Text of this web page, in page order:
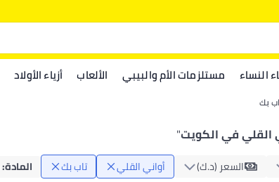
النساء مستلزمات الأم والبيبي الألعاب أزياء الأولاد
بك
القلي في الكويت"
السعر (د.ك‏) أواني القلي تاب بك المادة: